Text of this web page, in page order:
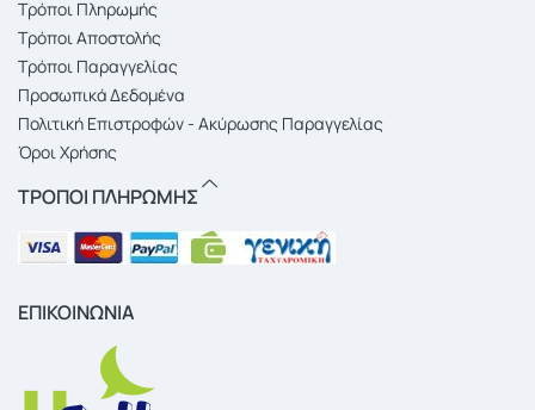
Τρόποι Πληρωμής
Τρόποι Αποστολής
Τρόποι Παραγγελίας
Προσωπικά Δεδομένα
Πολιτική Επιστροφών - Ακύρωσης Παραγγελίας
Όροι Χρήσης
ΤΡΟΠΟΙ ΠΛΗΡΩΜΗΣ
ΕΠΙΚΟΙΝΩΝΙΑ